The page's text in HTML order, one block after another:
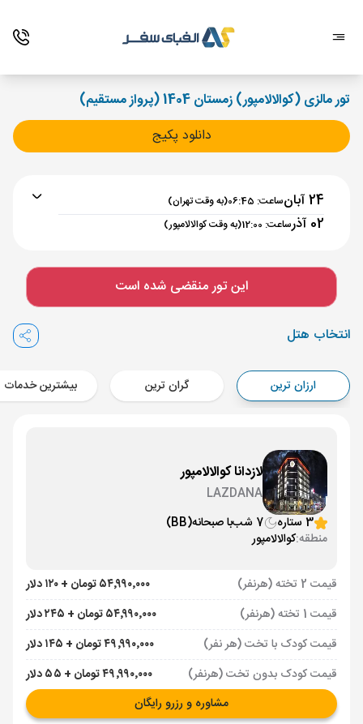
تور مالزی (کوالالامپور) زمستان 1404 (پرواز مستقیم)
دانلود پکیج
24 آبان ساعت: 06:45 (به وقت تهران)
02 آذر ساعت: 12:00 (به وقت کوالالامپور)
تهران , فرودگاه بین‌المللی امام خمینی IKA
مدت پرواز :
کوالالامپور ,
Aircraft - ایران ایرتور (Economy)
برنامه برگشت :02 آذر ساعت: 12:00
مدت پرواز :07:50
تهران , فرودگاه بین‌المللی امام خمینی IKA
Aircraft - ایران ایرتور (Economy)
این تور منقضی شده است
انتخاب هتل
ارزان ترین گران ترین بیشترین خدمات
لازدانا کوالالامپور
LAZDANA
3 ستاره
7 شب با صبحانه(BB)
منطقه:کوالالامپور
قیمت 2 تخته (هرنفر)
۵۴٬۹۹۰٬۰۰۰ تومان + ۱۲۰ دلار
قیمت 1 تخته (هرنفر)
۵۴٬۹۹۰٬۰۰۰ تومان + ۲۴۵ دلار
قیمت کودک با تخت (هر نفر)
۴۹٬۹۹۰٬۰۰۰ تومان + ۱۴۵ دلار
قیمت کودک بدون تخت (هرنفر)
۴۹٬۹۹۰٬۰۰۰ تومان + ۵۵ دلار
مشاوره و رزرو رایگان